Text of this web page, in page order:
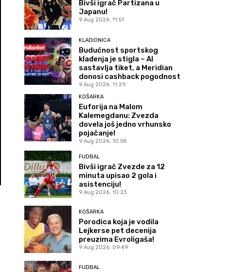
Bivši igrač Partizana u
Japanu!
9 Aug 2026. 11:51
KLADIONICA
Budućnost sportskog
klađenja je stigla – AI
sastavlja tiket, a Meridian
donosi cashback pogodnost
9 Aug 2026. 11:29
KOŠARKA
Euforija na Malom
Kalemegdanu: Zvezda
dovela još jedno vrhunsko
pojačanje!
9 Aug 2026. 10:58
FUDBAL
Bivši igrač Zvezde za 12
minuta upisao 2 gola i
asistenciju!
9 Aug 2026. 10:23
KOŠARKA
Porodica koja je vodila
Lejkerse pet decenija
preuzima Evroligaša!
9 Aug 2026. 09:49
FUDBAL